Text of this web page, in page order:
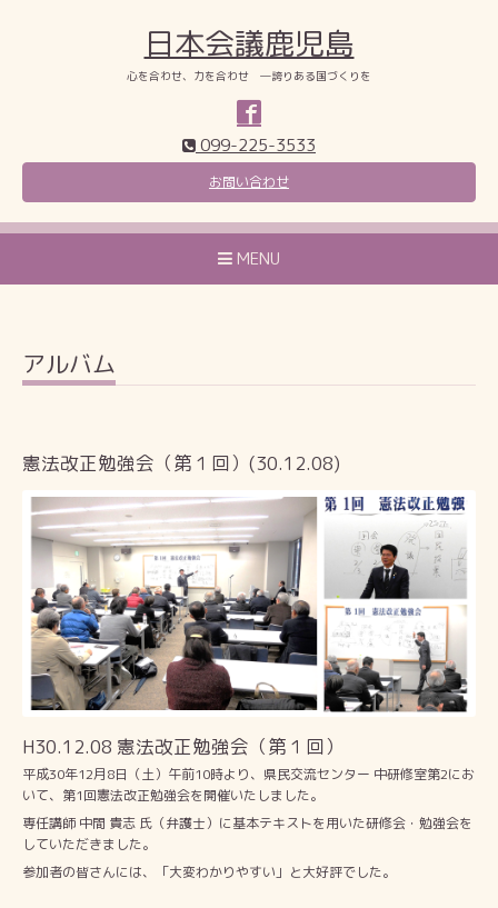
日本会議鹿児島
心を合わせ、力を合わせ ―誇りある国づくりを
099-225-3533
お問い合わせ
MENU
アルバム
憲法改正勉強会（第１回）(30.12.08)
H30.12.08 憲法改正勉強会（第１回）
平成30年12月8日（土）午前10時より、県民交流センター 中研修室第2にお
いて、第1回憲法改正勉強会を開催いたしました。
専任講師 中間 貴志 氏（弁護士）に基本テキストを用いた研修会・勉強会を
していただきました。
参加者の皆さんには、「大変わかりやすい」と大好評でした。